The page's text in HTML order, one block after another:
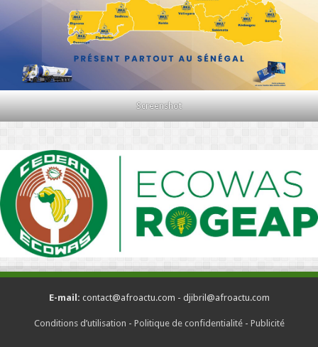
Screenshot
E-mail: contact@afroactu.com - djibril@afroactu.com
Conditions d’utilisation - Politique de confidentialité- Publicité